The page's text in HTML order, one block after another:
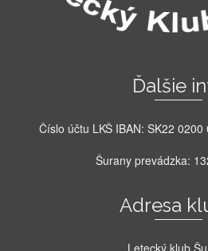
Ďalšie
Číslo účtu LKŠ IBAN: SK22
Šurany prevádzka:
Adresa
Letecký klub